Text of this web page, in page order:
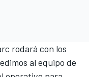
rodará con los
al equipo de